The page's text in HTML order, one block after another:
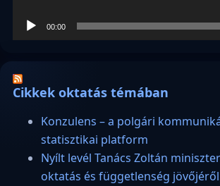
00:00
Cikkek oktatás témában
Konzulens – a polgári
statisztikai platform
Nyílt levél Tanács Zoltán
oktatás és függetlenség